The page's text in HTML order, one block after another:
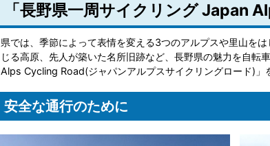
「長野県一周サイクリング Japan
県では、季節によって表情を変える3つのアルプスや里山を
じる高原、先人が築いた名所旧跡など、長野県の魅力を自転
Alps Cycling Road(ジャパンアルプスサイクリングロード)」
安全な通行のために